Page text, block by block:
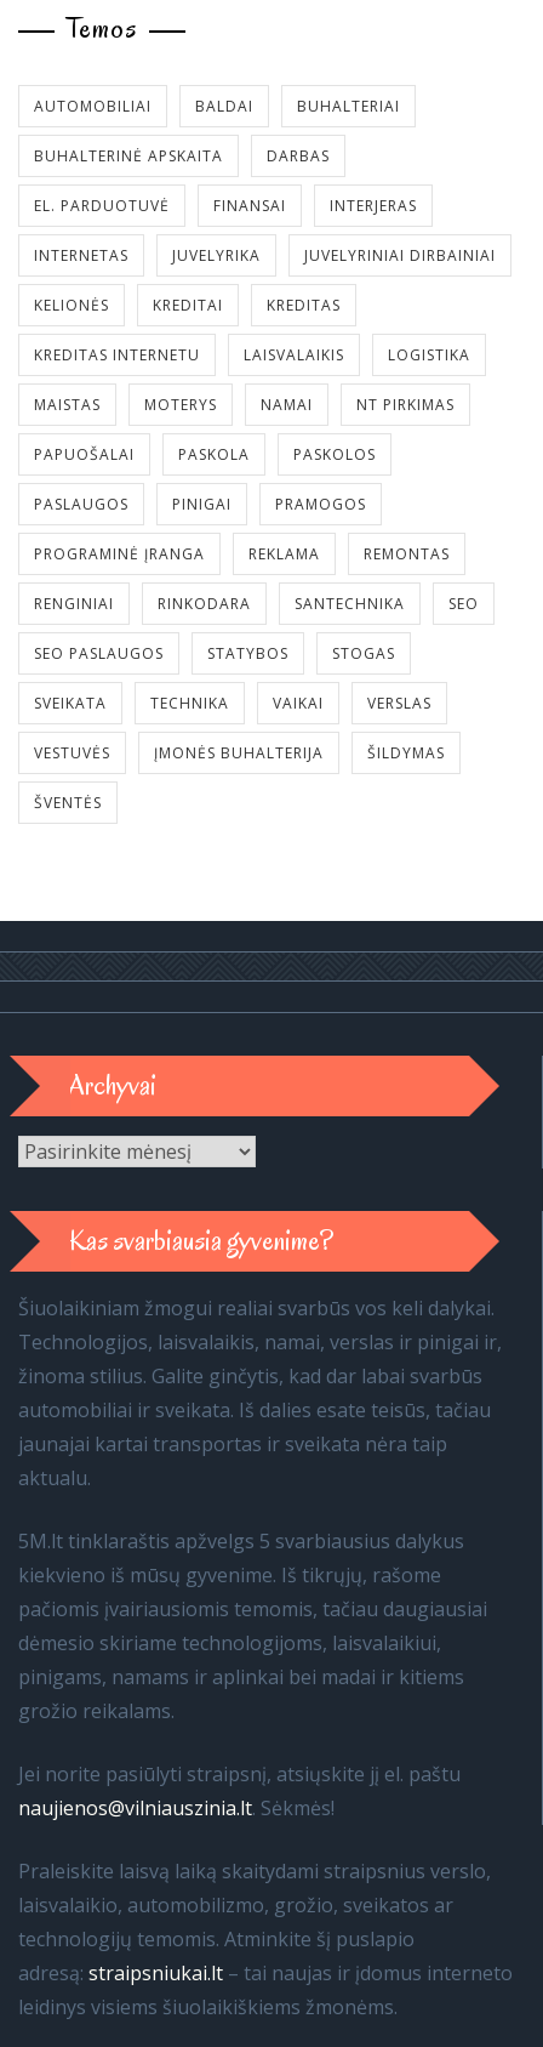
Temos
AUTOMOBILIAI BALDAI BUHALTERIAI
BUHALTERINĖ APSKAITA DARBAS
EL. PARDUOTUVĖ FINANSAI INTERJERAS
INTERNETAS JUVELYRIKA JUVELYRINIAI DIRBAINIAI
KELIONĖS KREDITAI KREDITAS
KREDITAS INTERNETU LAISVALAIKIS LOGISTIKA
MAISTAS MOTERYS NAMAI NT PIRKIMAS
PAPUOŠALAI PASKOLA PASKOLOS
PASLAUGOS PINIGAI PRAMOGOS
PROGRAMINĖ ĮRANGA REKLAMA REMONTAS
RENGINIAI RINKODARA SANTECHNIKA SEO
SEO PASLAUGOS STATYBOS STOGAS
SVEIKATA TECHNIKA VAIKAI VERSLAS
VESTUVĖS ĮMONĖS BUHALTERIJA ŠILDYMAS
ŠVENTĖS
Archyvai
Archyvai
Kas svarbiausia gyvenime?
Šiuolaikiniam žmogui realiai svarbūs vos keli dalykai.
Technologijos, laisvalaikis, namai, verslas ir pinigai ir,
žinoma stilius. Galite ginčytis, kad dar labai svarbūs
automobiliai ir sveikata. Iš dalies esate teisūs, tačiau
jaunajai kartai transportas ir sveikata nėra taip
aktualu.
5M.lt tinklaraštis apžvelgs 5 svarbiausius dalykus
kiekvieno iš mūsų gyvenime. Iš tikrųjų, rašome
pačiomis įvairiausiomis temomis, tačiau daugiausiai
dėmesio skiriame technologijoms, laisvalaikiui,
pinigams, namams ir aplinkai bei madai ir kitiems
grožio reikalams.
Jei norite pasiūlyti straipsnį, atsiųskite jį el. paštu
naujienos@vilniauszinia.lt. Sėkmės!
Praleiskite laisvą laiką skaitydami straipsnius verslo,
laisvalaikio, automobilizmo, grožio, sveikatos ar
technologijų temomis. Atminkite šį puslapio
adresą: straipsniukai.lt – tai naujas ir įdomus interneto
leidinys visiems šiuolaikiškiems žmonėms.